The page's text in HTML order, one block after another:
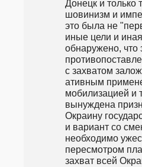
Донецк и только
шовинизм и
это была не
иные цели и
обнаружено, что
с захватом
ативным
мобилизацией и
вынуждена
Окраину
и вариант со
необходимо
пересмотром
захват всей